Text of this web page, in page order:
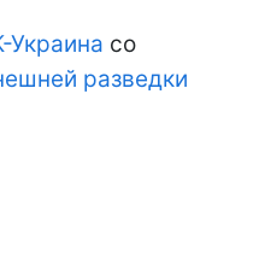
Украина со
разведки